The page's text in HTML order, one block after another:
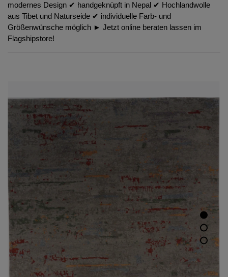
modernes Design ✔︎ handgeknüpft in Nepal ✔︎ Hochlandwolle
aus Tibet und Naturseide ✔︎ individuelle Farb- und
Größenwünsche möglich ► Jetzt online beraten lassen im
Flagshipstore!